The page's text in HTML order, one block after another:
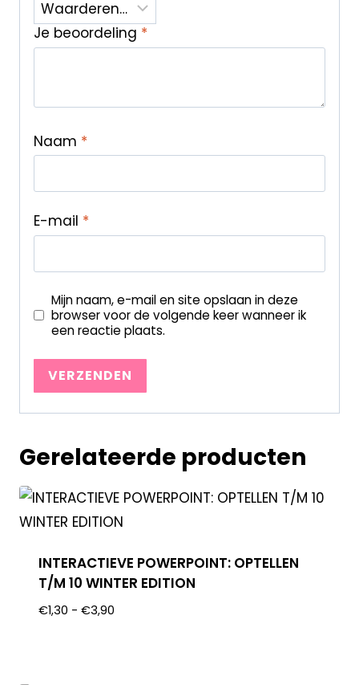
Je beoordeling *
Naam *
E-mail *
Mijn naam, e-mail en site opslaan in deze
browser voor de volgende keer wanneer ik
een reactie plaats.
Gerelateerde producten
INTERACTIEVE POWERPOINT: OPTELLEN
T/M 10 WINTER EDITION
€1,30 - €3,90